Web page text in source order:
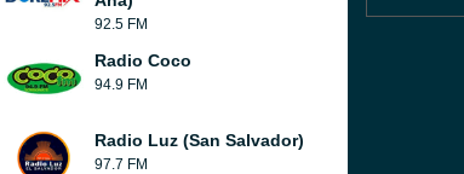
92.5 FM
Radio Coco
94.9 FM
Radio Luz (San Salvador)
97.7 FM